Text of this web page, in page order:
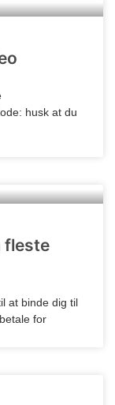
husk at du
fleste
at binde dig til
for